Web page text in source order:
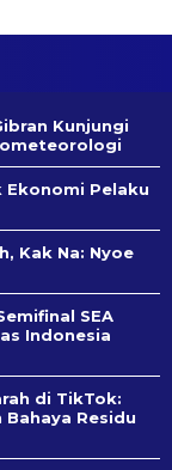
Kunjungi
Ekonomi Pelaku
Kak Na: Nyoe
SEA
Indonesia
di TikTok:
Residu